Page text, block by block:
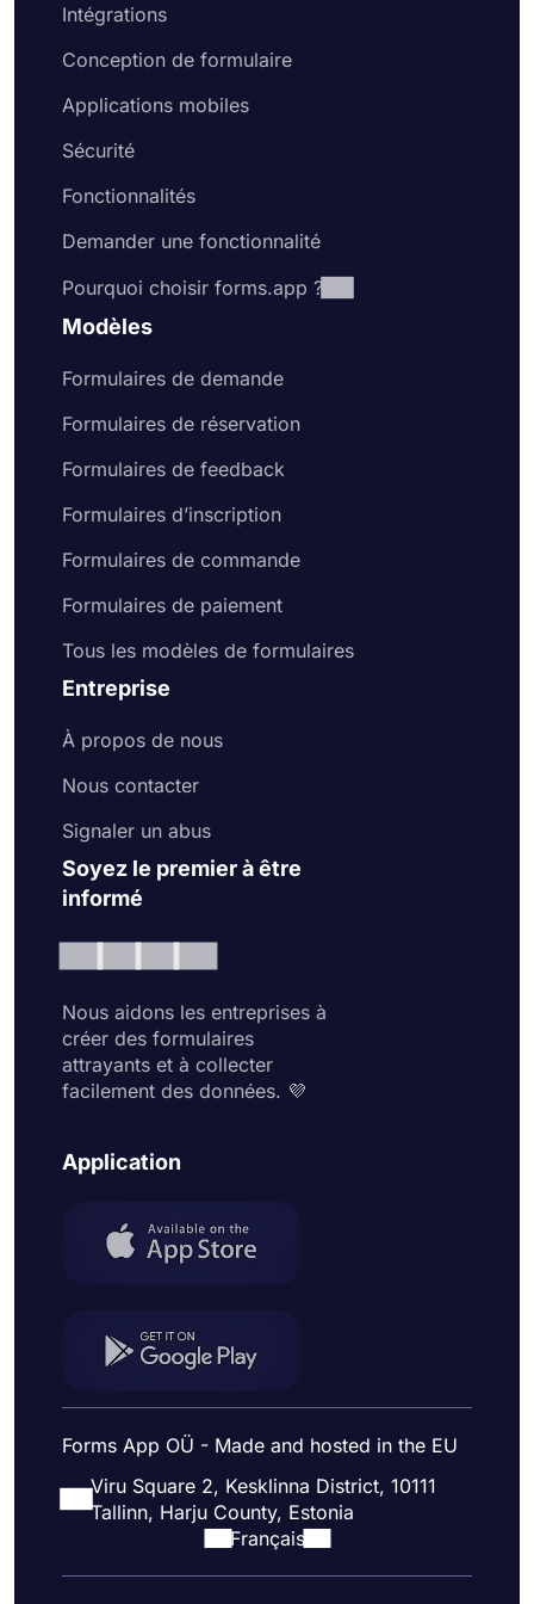
pouvez facilement partager les réponses au
formulaire sur forms.app.
Intégrations
Conception de formulaire
Applications mobiles
Sécurité
Fonctionnalités
Demander une fonctionnalité
Pourquoi choisir forms.app ?
Modèles
Formulaires de demande
Formulaires de réservation
Formulaires de feedback
Formulaires d’inscription
Formulaires de commande
Formulaires de paiement
Tous les modèles de formulaires
Entreprise
À propos de nous
Nous contacter
Signaler un abus
Soyez le premier à être
informé
Nous aidons les entreprises à
créer des formulaires
attrayants et à collecter
facilement des données. 💜
Application
Forms App OÜ - Made and hosted in the EU
Viru Square 2, Kesklinna District, 10111
Tallinn, Harju County, Estonia
Français